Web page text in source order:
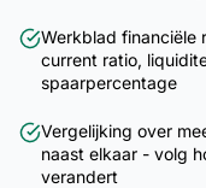
Werkblad financiële
current ratio,
spaarpercentage
Vergelijking over
naast elkaar - volg
verandert